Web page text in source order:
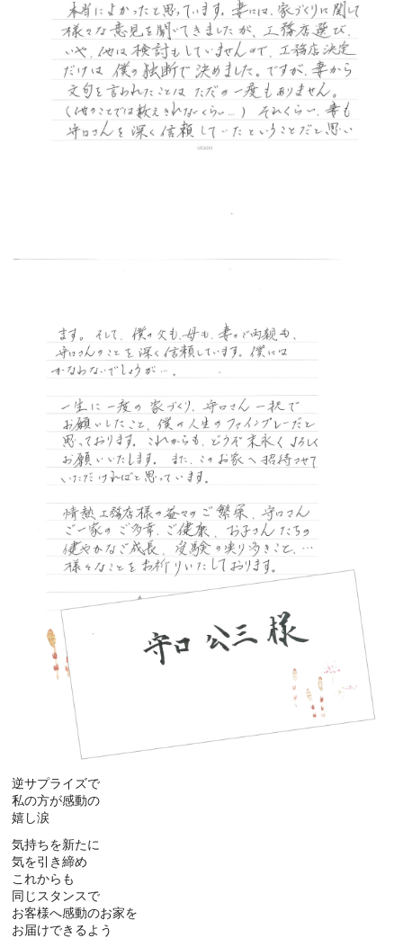
逆サプライズで
私の方が感動の
嬉し涙
気持ちを新たに
気を引き締め
これからも
同じスタンスで
お客様へ感動のお家を
お届けできるよう